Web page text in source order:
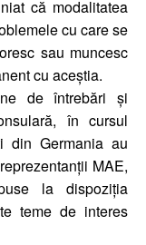
că modalitatea
cu care se
sau muncesc
cu aceștia.
de întrebări și
în cursul
din Germania au
MAE,
la dispoziția
teme de interes